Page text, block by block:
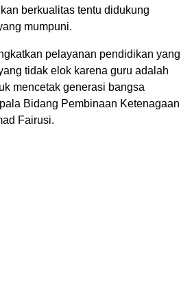
berkualitas tentu didukung
mumpuni.
pelayanan pendidikan yang
tidak elok karena guru adalah
mencetak generasi bangsa
Bidang Pembinaan Ketenagaan
Fairusi.